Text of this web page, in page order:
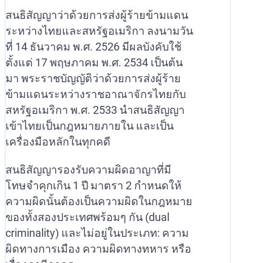
สนธิสัญญาว่าด้วยการส่งผู้ร้ายข้ามแดน
ระหว่างไทยและสหรัฐอเมริกา ลงนามวัน
ที่ 14 ธันวาคม พ.ศ. 2526 มีผลบังคับใช้
ตั้งแต่ 17 พฤษภาคม พ.ศ. 2534 เป็นต้น
มา พระราชบัญญัติว่าด้วยการส่งผู้ร้าย
ข้ามแดนระหว่างราชอาณาจักรไทยกับ
สหรัฐอเมริกา พ.ศ. 2533 นำสนธิสัญญา
เข้าไทยเป็นกฎหมายภายใน และเป็น
เครื่องมือหลักในทุกคดี
สนธิสัญญารองรับความผิดอาญาที่มี
โทษจำคุกเกิน 1 ปี มาตรา 2 กำหนดให้
ความผิดนั้นต้องเป็นความผิดในกฎหมาย
ของทั้งสองประเทศพร้อมๆ กัน (dual
criminality) และไม่อยู่ในประเภท: ความ
ผิดทางการเมือง ความผิดทางทหาร หรือ